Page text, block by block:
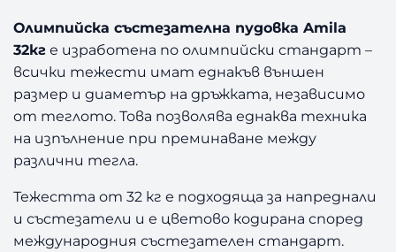
ъ
с
т
е
а
т
е
н
а
п
Олимпийска състезателна пудовка Amila
32кг е изработена по олимпийски стандарт –
всички тежести имат еднакъв външен
размер и диаметър на дръжката, независимо
от теглото. Това позволява еднаква техника
на изпълнение при преминаване между
различни тегла.
Тежестта от 32 кг е подходяща за напреднали
и състезатели и е цветово кодирана според
международния състезателен стандарт.